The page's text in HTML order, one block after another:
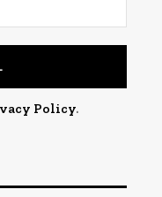
Policy.